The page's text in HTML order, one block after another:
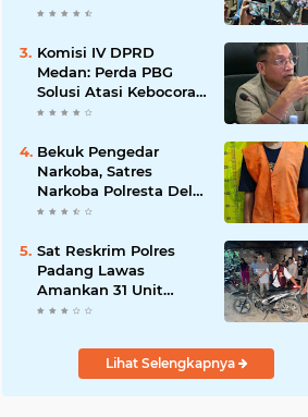
Pastikan Ledakan
Akumulasi Gas
Komisi IV DPRD
Medan: Perda PBG
Solusi Atasi Kebocoran
PAD dan Birokrasi
Bekuk Pengedar
Narkoba, Satres
Narkoba Polresta Deli
Serdang amankan
Sat Reskrim Polres
Padang Lawas
Amankan 31 Unit
Sepeda Motor Diduga
Rumah Warga di Pasar
Lihat Selengkapnya